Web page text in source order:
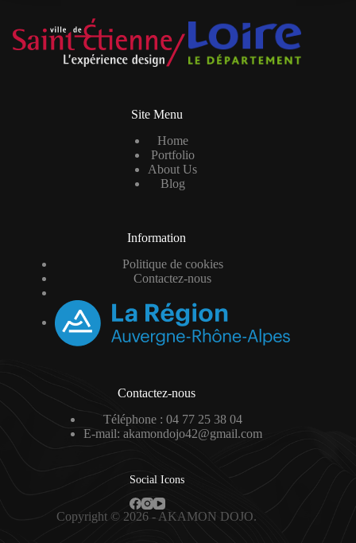
Site Menu
Home
Portfolio
About Us
Blog
Information
Politique de cookies
Contactez-nous
Contactez-nous
Téléphone : 04 77 25 38 04
E-mail: akamondojo42@gmail.com
Social Icons
Copyright © 2026 - AKAMON DOJO.